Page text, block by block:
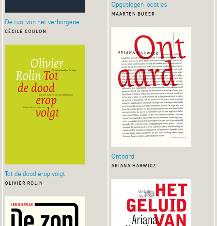
De taal van het verborgene
cécile coulon
Tot de dood erop volgt
olivier rolin
Opgeslagen locaties
maarten buser
Ontaard
ariana harwicz